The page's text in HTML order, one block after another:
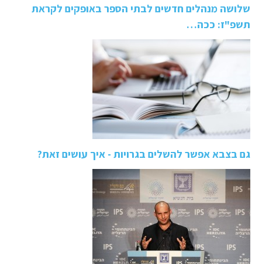
שלושה מנהלים חדשים לבתי הספר באופקים לקראת
תשפ"ז: ככה…
גם בצבא אפשר להשלים בגרויות - איך עושים זאת?